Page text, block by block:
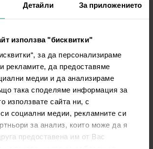
Детайли За приложението
използва "бисквитки"
за да персонализираме
рекламите, да предоставяме
медии и да анализираме
така споделяме информация за
използвате сайта ни, с
си социални медии, рекламните си
за анализ, които може да я
предоставена им от Вас